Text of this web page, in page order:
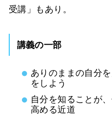
受講」もあり。
講義の一部
ありのままの自分
をしよう
自分を知ることが
高める近道